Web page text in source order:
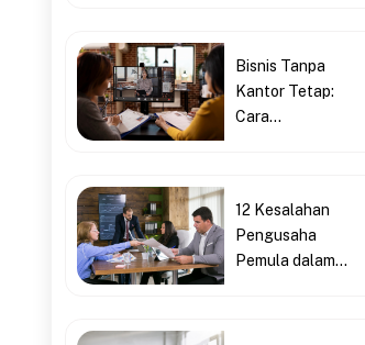
Bisnis Tanpa
Kantor Tetap:
Cara...
12 Kesalahan
Pengusaha
Pemula dalam...